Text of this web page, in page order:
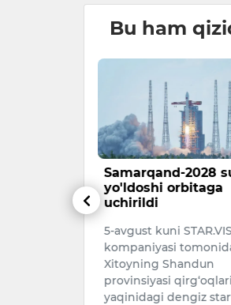
Bu ham
yangi
Samarqand-2028
yo'ldoshi orbitaga
uchirildi
5-avgust kuni
kompaniyasi
Xitoyning Shandun
provinsiyasi qirg‘oqlari
yaqinidagi dengiz